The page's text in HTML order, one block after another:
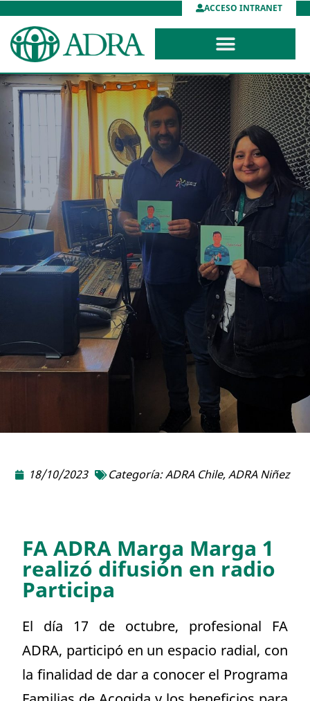
ACCESO INTRANET
18/10/2023 Categoría:ADRA Chile,ADRA Niñez
FA ADRA Marga Marga 1
realizó difusión en radio
Participa
El día 17 de octubre, profesional FA
ADRA, participó en un espacio radial, con
la finalidad de dar a conocer el Programa